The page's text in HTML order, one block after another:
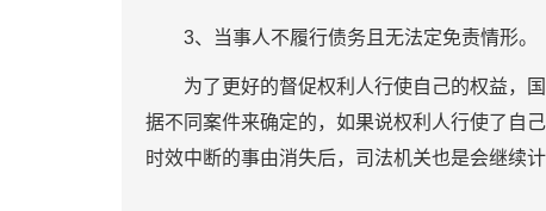
3、当事人不履行债务且无法定免责情形。
为了更好的督促权利人行使自己的权益，国
据不同案件来确定的，如果说权利人行使了自
时效中断的事由消失后，司法机关也是会继续